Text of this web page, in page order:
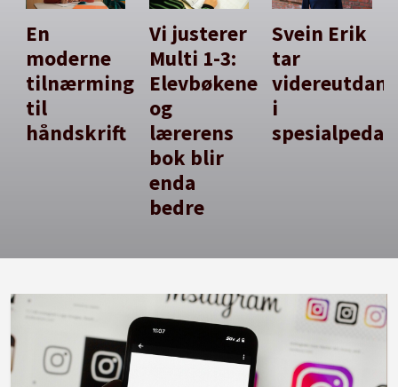
En
moderne
tilnærming
til
håndskrift
Vi justerer
Multi 1-3:
Elevbøkene
og
lærerens
bok blir
enda
bedre
Svein Erik
tar
i